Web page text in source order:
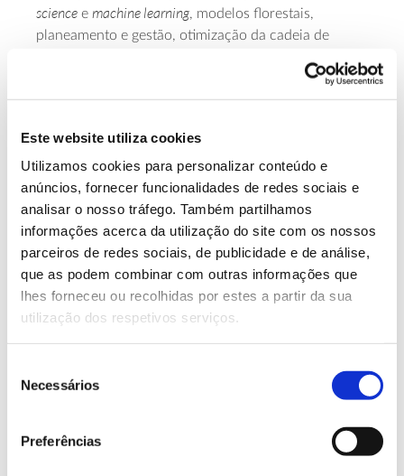
Este website utiliza cookies
Utilizamos cookies para personalizar conteúdo e
anúncios, fornecer funcionalidades de redes sociais e
analisar o nosso tráfego. Também partilhamos
informações acerca da utilização do site com os nossos
parceiros de redes sociais, de publicidade e de análise,
que as podem combinar com outras informações que
lhes forneceu ou recolhidas por estes a partir da sua
utilização dos respetivos serviços.
Necessários
Preferências
science e machine learning, modelos florestais,
planeamento e gestão, otimização da cadeia de
florestais sob influência das alterações climáticas são
alguns dos temas em foco no20th Symposium on
decorre no País Basco.
Saiba mais sobre o SSAFR 2024
13.07.2026
Genoma do priolo e de outras espécies em risco:
conhecer para conservar
Registar galhas de Trichi em acácia-das-espigas: